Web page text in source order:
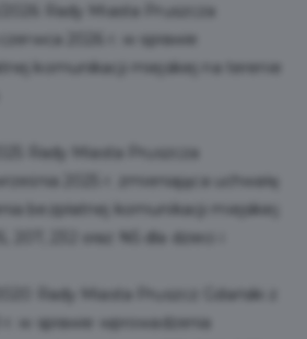
2026 Rady Miasta Pruszcza
2026 r. w sprawie
komunikacji miejskiej na terenie
Rady Miasta Pruszcza
2025 r. zmieniająca uchwałę
bezpłatnej komunikacji miejskiej
207, 232 oraz N5 dla dzieci i
Rady Miasta Pruszcz Gdański z
w sprawie wprowadzenia